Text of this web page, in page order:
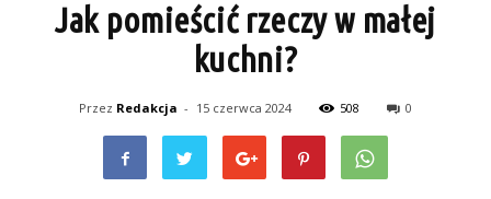
Jak pomieścić rzeczy w małej
kuchni?
Przez Redakcja - 15 czerwca 2024 508 0